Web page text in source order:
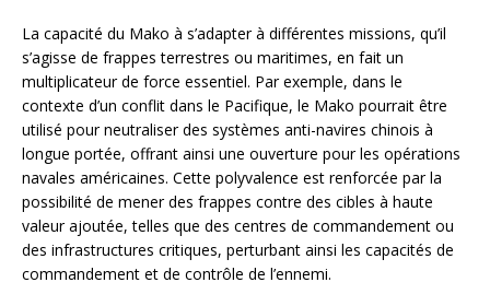
La capacité du Mako à s’adapter à différentes missions, qu’il
s’agisse de frappes terrestres ou maritimes, en fait un
multiplicateur de force essentiel. Par exemple, dans le
contexte d’un conflit dans le Pacifique, le Mako pourrait être
utilisé pour neutraliser des systèmes anti-navires chinois à
longue portée, offrant ainsi une ouverture pour les opérations
navales américaines. Cette polyvalence est renforcée par la
possibilité de mener des frappes contre des cibles à haute
valeur ajoutée, telles que des centres de commandement ou
des infrastructures critiques, perturbant ainsi les capacités de
commandement et de contrôle de l’ennemi.